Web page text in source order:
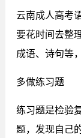
云南成人高考
要花时间去整
成语、诗句等
多做练习题
练习题是检验
题，发现自己